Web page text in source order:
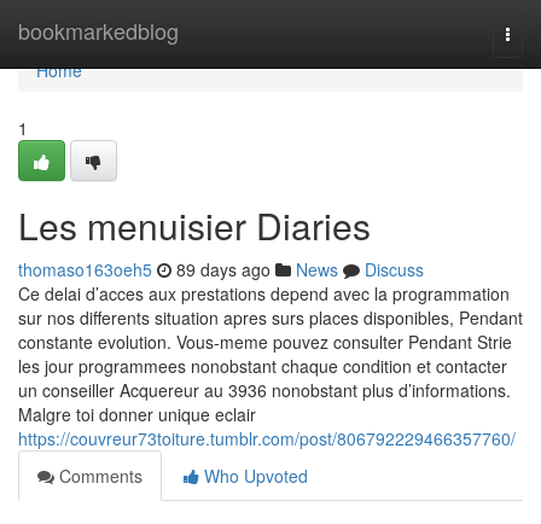
bookmarkedblog
Home
Home
1
Les menuisier Diaries
thomaso163oeh5 89 days ago News
Discuss
Ce delai d’acces aux prestations depend avec la programmation
sur nos differents situation apres surs places disponibles, Pendant
constante evolution. Vous-meme pouvez consulter Pendant Strie
les jour programmees nonobstant chaque condition et contacter
un conseiller Acquereur au 3936 nonobstant plus d’informations.
Malgre toi donner unique eclair
https://couvreur73toiture.tumblr.com/post/806792229466357760/
Comments
Who Upvoted